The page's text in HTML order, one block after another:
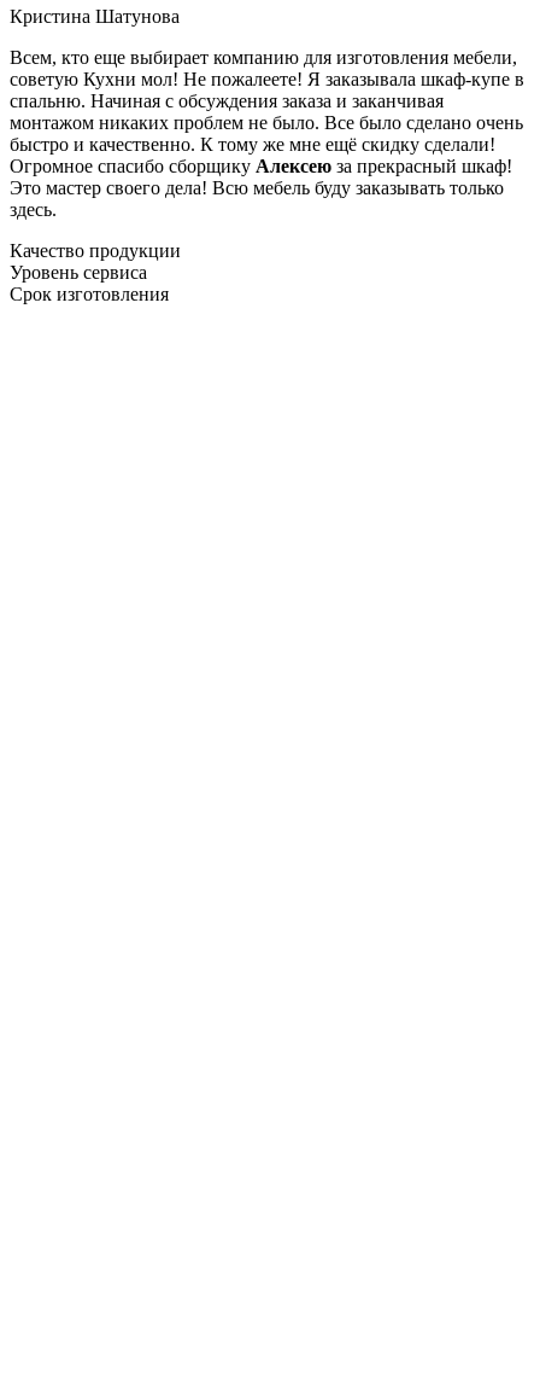
Кристина Шатунова
Всем, кто еще выбирает компанию для изготовления мебели,
советую Кухни мол! Не пожалеете! Я заказывала шкаф-купе в
спальню. Начиная с обсуждения заказа и заканчивая
монтажом никаких проблем не было. Все было сделано очень
быстро и качественно. К тому же мне ещё скидку сделали!
Огромное спасибо сборщику Алексею за прекрасный шкаф!
Это мастер своего дела! Всю мебель буду заказывать только
здесь.
Качество продукции
Уровень сервиса
Срок изготовления